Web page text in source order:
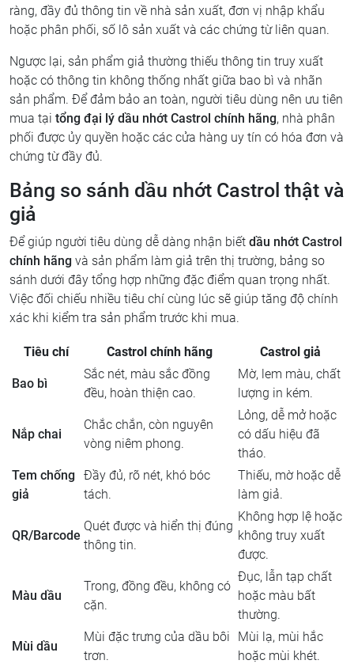
ràng, đầy đủ thông tin về nhà sản xuất, đơn vị nhập khẩu
hoặc phân phối, số lô sản xuất và các chứng từ liên quan.
Ngược lại, sản phẩm giả thường thiếu thông tin truy xuất
hoặc có thông tin không thống nhất giữa bao bì và nhãn
sản phẩm. Để đảm bảo an toàn, người tiêu dùng nên ưu tiên
mua tại tổng đại lý dầu nhớt Castrol chính hãng, nhà phân
phối được ủy quyền hoặc các cửa hàng uy tín có hóa đơn và
chứng từ đầy đủ.
Bảng so sánh dầu nhớt Castrol thật và
giả
Để giúp người tiêu dùng dễ dàng nhận biết dầu nhớt Castrol
chính hãng và sản phẩm làm giả trên thị trường, bảng so
sánh dưới đây tổng hợp những đặc điểm quan trọng nhất.
Việc đối chiếu nhiều tiêu chí cùng lúc sẽ giúp tăng độ chính
xác khi kiểm tra sản phẩm trước khi mua.
Tiêu chí Castrol chính hãng Castrol giả
Bao bì
Sắc nét, màu sắc đồng
đều, hoàn thiện cao.
Mờ, lem màu, chất
lượng in kém.
Nắp chai
Chắc chắn, còn nguyên
vòng niêm phong.
Lỏng, dễ mở hoặc
có dấu hiệu đã
tháo.
Tem chống
giả
Đầy đủ, rõ nét, khó bóc
tách.
Thiếu, mờ hoặc dễ
làm giả.
QR/Barcode
Quét được và hiển thị đúng
thông tin.
Không hợp lệ hoặc
không truy xuất
được.
Màu dầu
Trong, đồng đều, không có
cặn.
Đục, lẫn tạp chất
hoặc màu bất
thường.
Mùi dầu
Mùi đặc trưng của dầu bôi
trơn.
Mùi lạ, mùi hắc
hoặc mùi khét.